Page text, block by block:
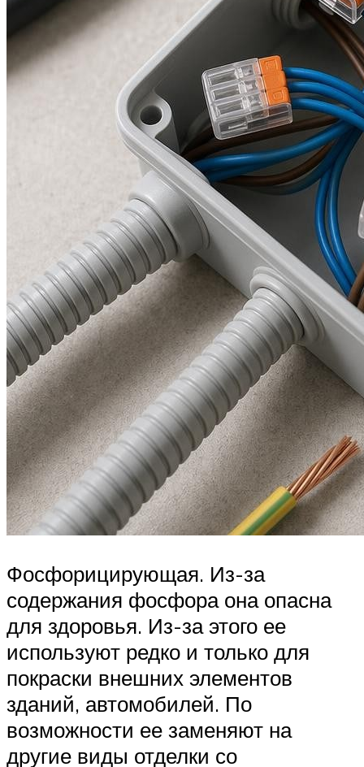
Фосфорицирующая. Из-за
содержания фосфора она опасна
для здоровья. Из-за этого ее
используют редко и только для
покраски внешних элементов
зданий, автомобилей. По
возможности ее заменяют на
другие виды отделки со